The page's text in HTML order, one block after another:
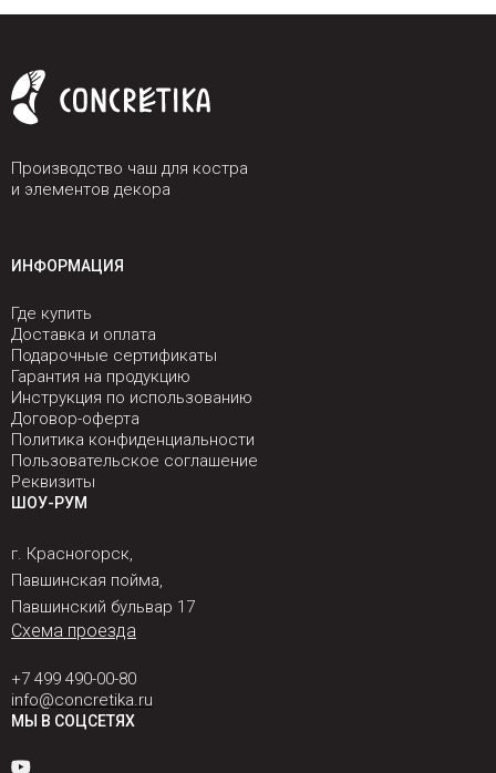
Производство чаш для костра
и элементов декора
ИНФОРМАЦИЯ
Где купить
Доставка и оплата
Подарочные сертификаты
Гарантия на продукцию
Инструкция по использованию
Договор-оферта
Политика конфиденциальности
Пользовательское соглашение
Реквизиты
ШОУ-РУМ
г. Красногорск,
Павшинская пойма,
Павшинский бульвар 17
Схема проезда
+7 499 490-00-80
info@concretika.ru
МЫ В СОЦСЕТЯХ